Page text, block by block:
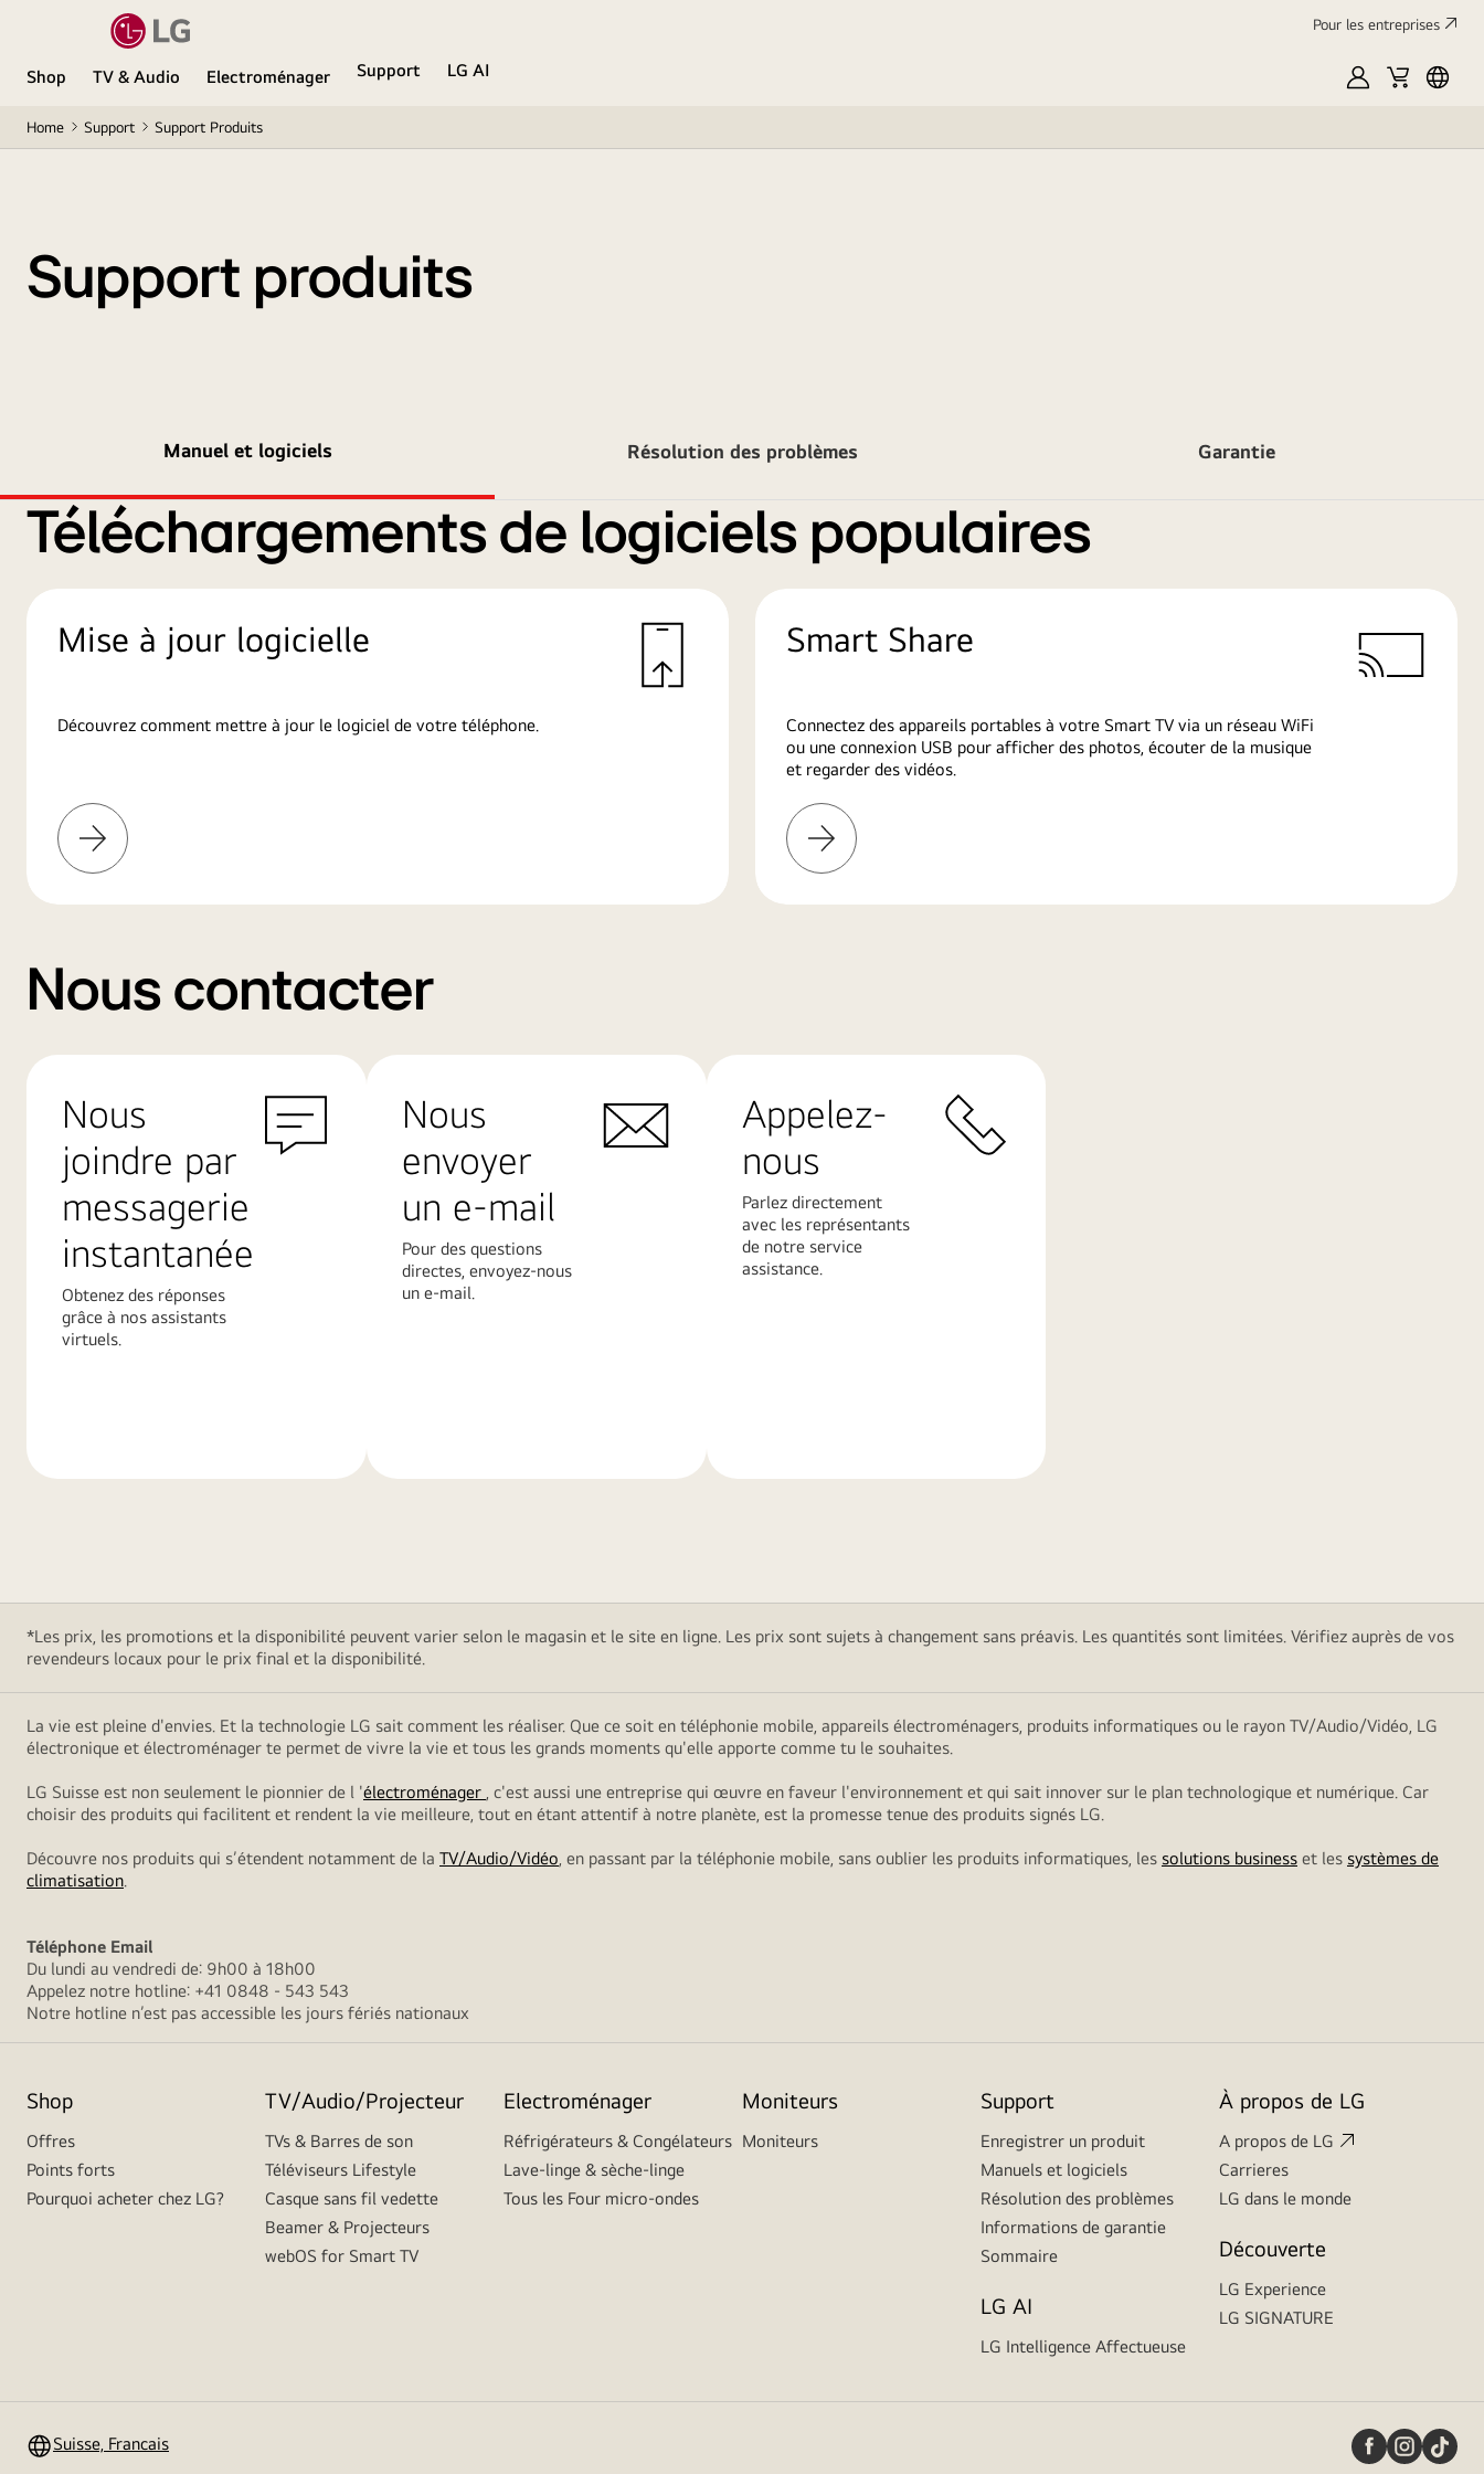
Pour les entreprises
Shop TV & Audio Electroménager Support
LG AI
Mon
Panier
Home Support Support Produits
Support produits
Manuel et logiciels Résolution des problèmes Garantie
Téléchargements de logiciels populaires
Mise à jour logicielle
Découvrez comment mettre à jour le logiciel de votre téléphone.
En
savoir
plus
Smart Share
Connectez des appareils portables à votre Smart TV via un réseau WiFi
ou une connexion USB pour afficher des photos, écouter de la musique
et regarder des vidéos.
En
savoir
plus
Nous contacter
Nous
joindre par
messagerie
instantanée
Obtenez des réponses
grâce à nos assistants
virtuels.
Nous
envoyer
un e-mail
Pour des questions
directes, envoyez-nous
un e-mail.
Appelez-
nous
Parlez directement
avec les représentants
de notre service
assistance.
*Les prix, les promotions et la disponibilité peuvent varier selon le magasin et le site en ligne. Les prix sont sujets à changement sans préavis. Les quantités sont limitées. Vérifiez auprès de vos
revendeurs locaux pour le prix final et la disponibilité.
La vie est pleine d'envies. Et la technologie LG sait comment les réaliser. Que ce soit en téléphonie mobile, appareils électroménagers, produits informatiques ou le rayon TV/Audio/Vidéo, LG
électronique et électroménager te permet de vivre la vie et tous les grands moments qu'elle apporte comme tu le souhaites.
LG Suisse est non seulement le pionnier de l 'électroménager , c'est aussi une entreprise qui œuvre en faveur l'environnement et qui sait innover sur le plan technologique et numérique. Car
choisir des produits qui facilitent et rendent la vie meilleure, tout en étant attentif à notre planète, est la promesse tenue des produits signés LG.
Découvre nos produits qui s’étendent notamment de la TV/Audio/Vidéo, en passant par la téléphonie mobile, sans oublier les produits informatiques, les solutions business et les systèmes de
climatisation.
Téléphone Email
Du lundi au vendredi de: 9h00 à 18h00
Appelez notre hotline: +41 0848 - 543 543
Notre hotline n’est pas accessible les jours fériés nationaux
Shop
Offres
Points forts
Pourquoi acheter chez LG?
TV/Audio/Projecteur
TVs & Barres de son
Téléviseurs Lifestyle
Casque sans fil vedette
Beamer & Projecteurs
webOS for Smart TV
Electroménager
Réfrigérateurs & Congélateurs
Lave-linge & sèche-linge
Tous les Four micro-ondes
Moniteurs
Moniteurs
Support
Enregistrer un produit
Manuels et logiciels
Résolution des problèmes
Informations de garantie
Sommaire
LG AI
LG Intelligence Affectueuse
À propos de LG
A propos de LG
Carrieres
LG dans le monde
Découverte
LG Experience
LG SIGNATURE
Suisse, Francais